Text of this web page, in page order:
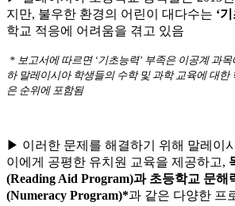
지만, 불우한 환경의 어린이 대다수는 ‘
학교 적응에 어려움을 겪고 있음
* 보고서에 따르면 ‘기초능력’ 부족은 이공계 과
하 말레이시아 학생들의 수학 및 과학 교육에 대한
은 순위에 포함됨
▶ 이러한 문제를 해결하기 위해 말레이
이에게 공평한 유치원 교육을 제공하고,
(Reading Aid Program)과 초등학교 문해
(Numeracy Program)*과 같은 다양한 프